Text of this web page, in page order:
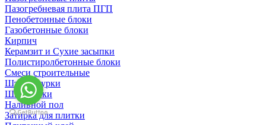
Пазогребневая плита ПГП
Пенобетонные блоки
Газобетонные блоки
Кирпич
Керамзит и Сухие засыпки
Полистиролбетонные блоки
Смеси строительные
Штукартурки
Шпаклевки
Наливной пол
Затирка для плитки